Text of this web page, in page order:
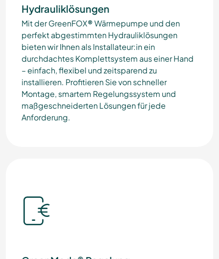
Hydrauliklösungen
Mit derGreenFOX®Wärmepumpe und den
perfekt abgestimmten Hydrauliklösungen
bieten wir Ihnen als Installateur:in ein
durchdachtes Komplettsystem aus einer Hand
– einfach, flexibel und zeitsparend zu
installieren. Profitieren Sie von schneller
Montage, smartem Regelungssystem und
maßgeschneiderten Lösungen für jede
Anforderung.